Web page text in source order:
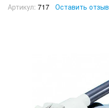
Артикул: 717 Оставить отзыв